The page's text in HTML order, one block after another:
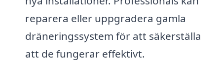
reparera eller uppgradera gamla
dräneringssystem för att säkerställa
att de fungerar effektivt.